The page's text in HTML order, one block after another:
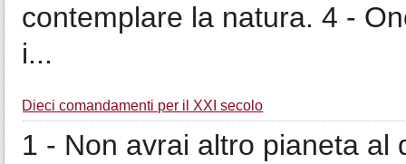
contemplare la natura. 4 -
i...
Dieci comandamenti per il XXI secolo
1 - Non avrai altro pianeta al